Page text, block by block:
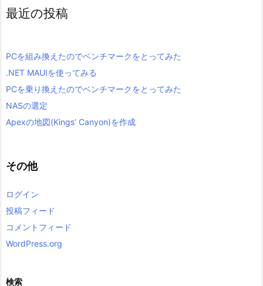
最近の投稿
PCを組み換えたのでベンチマークをとってみた
.NET MAUIを使ってみる
PCを乗り換えたのでベンチマークをとってみた
NASの選定
Apexの地図(Kings’ Canyon)を作成
その他
ログイン
投稿フィード
コメントフィード
WordPress.org
検索